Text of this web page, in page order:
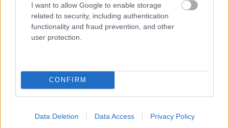
I want to allow Google to enable storage
related to security, including authentication
functionality and fraud prevention, and other
user protection.
CONFIRM
Data Deletion Data Access Privacy Policy
Sulle colline delle Langhe a 700 m dall'abitato, area sos...
Montelupo Albese (CN) - 7.8km
Loc. Garombo